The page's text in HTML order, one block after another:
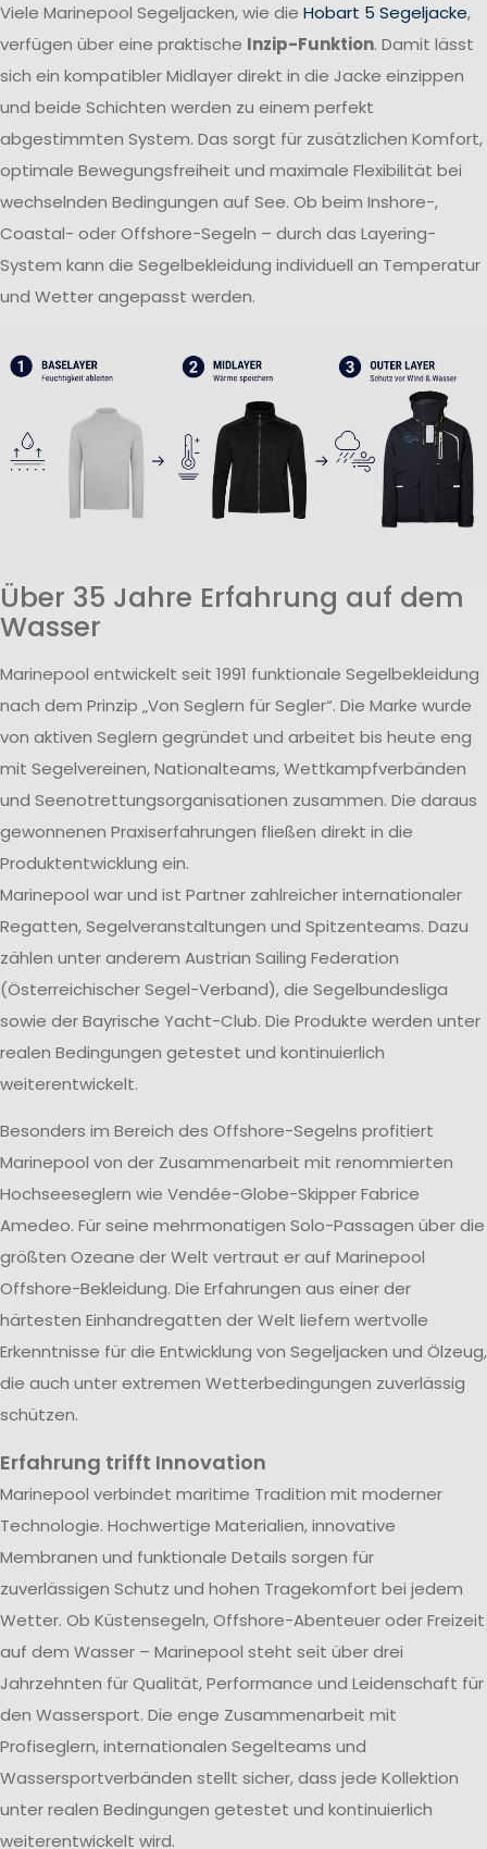
Viele Marinepool Segeljacken, wie die Hobart 5 Segeljacke,
verfügen über eine praktische Inzip-Funktion. Damit lässt
sich ein kompatibler Midlayer direkt in die Jacke einzippen
und beide Schichten werden zu einem perfekt
abgestimmten System. Das sorgt für zusätzlichen Komfort,
optimale Bewegungsfreiheit und maximale Flexibilität bei
wechselnden Bedingungen auf See. Ob beim Inshore-,
Coastal- oder Offshore-Segeln – durch das Layering-
System kann die Segelbekleidung individuell an Temperatur
und Wetter angepasst werden.
Über 35 Jahre Erfahrung auf dem
Wasser
Marinepool entwickelt seit 1991 funktionale Segelbekleidung
nach dem Prinzip „Von Seglern für Segler“. Die Marke wurde
von aktiven Seglern gegründet und arbeitet bis heute eng
mit Segelvereinen, Nationalteams, Wettkampfverbänden
und Seenotrettungsorganisationen zusammen. Die daraus
gewonnenen Praxiserfahrungen fließen direkt in die
Produktentwicklung ein.
Marinepool war und ist Partner zahlreicher internationaler
Regatten, Segelveranstaltungen und Spitzenteams. Dazu
zählen unter anderem Austrian Sailing Federation
(Österreichischer Segel-Verband), die Segelbundesliga
sowie der Bayrische Yacht-Club. Die Produkte werden unter
realen Bedingungen getestet und kontinuierlich
weiterentwickelt.
Besonders im Bereich des Offshore-Segelns profitiert
Marinepool von der Zusammenarbeit mit renommierten
Hochseeseglern wie Vendée-Globe-Skipper Fabrice
Amedeo. Für seine mehrmonatigen Solo-Passagen über die
größten Ozeane der Welt vertraut er auf Marinepool
Offshore-Bekleidung. Die Erfahrungen aus einer der
härtesten Einhandregatten der Welt liefern wertvolle
Erkenntnisse für die Entwicklung von Segeljacken und Ölzeug,
die auch unter extremen Wetterbedingungen zuverlässig
schützen.
Erfahrung trifft Innovation
Marinepool verbindet maritime Tradition mit moderner
Technologie. Hochwertige Materialien, innovative
Membranen und funktionale Details sorgen für
zuverlässigen Schutz und hohen Tragekomfort bei jedem
Wetter. Ob Küstensegeln, Offshore-Abenteuer oder Freizeit
auf dem Wasser – Marinepool steht seit über drei
Jahrzehnten für Qualität, Performance und Leidenschaft für
den Wassersport. Die enge Zusammenarbeit mit
Profiseglern, internationalen Segelteams und
Wassersportverbänden stellt sicher, dass jede Kollektion
unter realen Bedingungen getestet und kontinuierlich
weiterentwickelt wird.